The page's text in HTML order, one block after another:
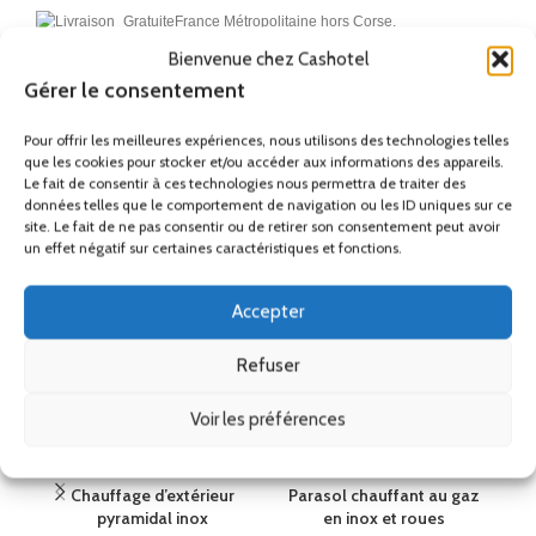
Bienvenue chez Cashotel
Gérer le consentement
Pour offrir les meilleures expériences, nous utilisons des technologies telles
que les cookies pour stocker et/ou accéder aux informations des appareils.
Le fait de consentir à ces technologies nous permettra de traiter des
données telles que le comportement de navigation ou les ID uniques sur ce
site. Le fait de ne pas consentir ou de retirer son consentement peut avoir
un effet négatif sur certaines caractéristiques et fonctions.
Accepter
Refuser
Voir les préférences
France Métropolitaine hors Corse.
Remise
Ses accessoires
Produits similaires
Chauffage d’extérieur
pyramidal inox
Parasol chauffant au gaz
en inox et roues